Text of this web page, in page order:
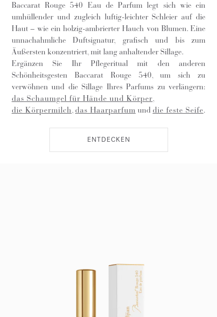
Baccarat Rouge 540 Eau de Parfum legt sich wie ein
umhüllender und zugleich luftig-leichter Schleier auf die
Haut – wie ein holzig-ambrierter Hauch von Blumen. Eine
unnachahmliche Duftsignatur, grafisch und bis zum
Äußersten konzentriert, mit lang anhaltender Sillage.
Ergänzen Sie Ihr Pflegeritual mit den anderen
Schönheitsgesten Baccarat Rouge 540, um sich zu
verwöhnen und die Sillage Ihres Parfums zu verlängern:
das Schaumgel für Hände und Körper,
die Körpermilch, das Haarparfum und die feste Seife.
ENTDECKEN